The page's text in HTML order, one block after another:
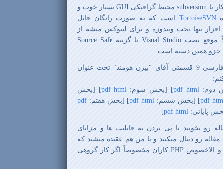
با subversionمحیط گرافیکی GUI بسیار خوب و
TortoiseSVN است که به صورت رایگان قابل
تنها تحت ویندوزه و برای لینوکس میشه از
موقع نصب Visual Studioبا گزینهSource Safe
جزو همین دسته است.
در پایان توجهتون رو به مقاله فارسی 9 قسمتی آقای "بیژن هومند" تحت عنوان
دوم: pdf html ] [بخش سوم: pdf html
] [بخش
pdf] [بخش ششم: pdfhtml ] [بخش هفتم: pdf
پایانی:
pdf html
]
رو بخونید با پی بردن به قابلیت ها و مزایای
رو دنبال میکنید و با من هم عقیده میشید که
و الاخصوص PHPکاران مخصوصاً اگر کار گروهی